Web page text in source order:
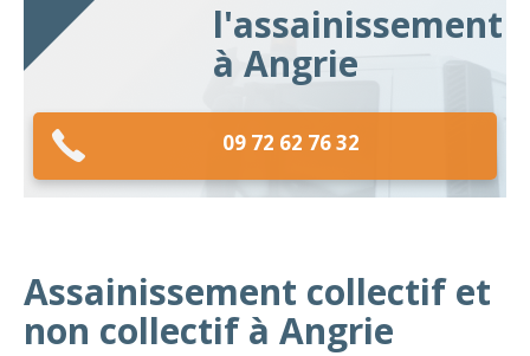
l'assainissement
à Angrie
09 72 62 76 32
Assainissement collectif et
non collectif à Angrie